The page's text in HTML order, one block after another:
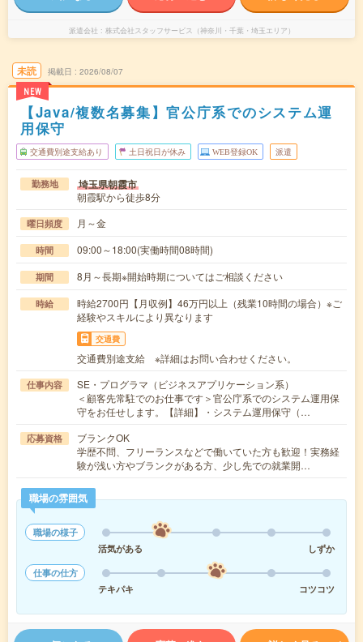
派遣会社 株式会社スタッフサービス（神奈川・千葉・埼玉エリア）
未読
NEW
掲載日 2026/08/07
【Java/複数名募集】官公庁系でのシステム運
用保守
交通費別途支給あり 土日祝日が休み WEB登録OK 派遣
勤務地 埼玉県朝霞市
朝霞駅から徒歩8分
曜日頻度 月～金
時間 09:00～18:00(実働時間08時間)
期間 8月～長期※開始時期についてはご相談ください
時給
時給2700円【月収例】46万円以上（残業10時間の場合）※ご
経験やスキルにより異なります
交通費
交通費別途支給 ※詳細はお問い合わせください。
仕事内容
SE・プログラマ（ビジネスアプリケーション系）
＜顧客先常駐でのお仕事です＞官公庁系でのシステム運用保
守をお任せします。【詳細】・システム運用保守（…
応募資格
ブランクOK
学歴不問、フリーランスなどで働いていた方も歓迎！実務経
験が浅い方やブランクがある方、少し先での就業開…
職場の雰囲気
職場の様子
活気がある
しずか
仕事の仕方
テキパキ
コツコツ